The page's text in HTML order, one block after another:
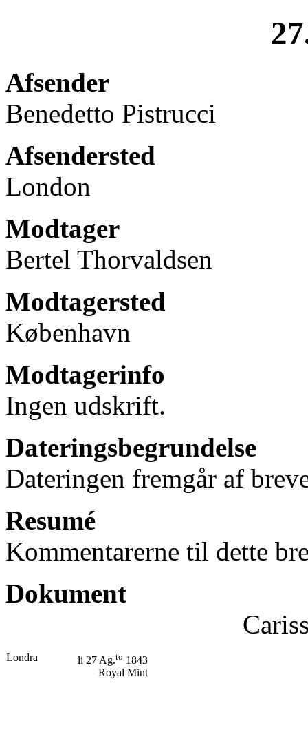
Afsender
Benedetto Pistrucci
Afsendersted
London
Modtager
Bertel Thorvaldsen
Modtagersted
København
Modtagerinfo
Ingen udskrift.
Dateringsbegrundelse
Dateringen fremgår af
Resumé
Kommentarerne til dette
Dokument
Londra li 27 Ag.to 1843
Royal Mint